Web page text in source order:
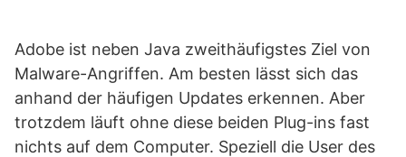
Adobe ist neben Java zweithäufigstes Ziel von
Malware-Angriffen. Am besten lässt sich das
anhand der häufigen Updates erkennen. Aber
trotzdem läuft ohne diese beiden Plug-ins fast
nichts auf dem Computer. Speziell die User des